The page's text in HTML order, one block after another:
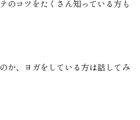
のコツをたくさん知っている方も
か、ヨガをしている方は話してみ